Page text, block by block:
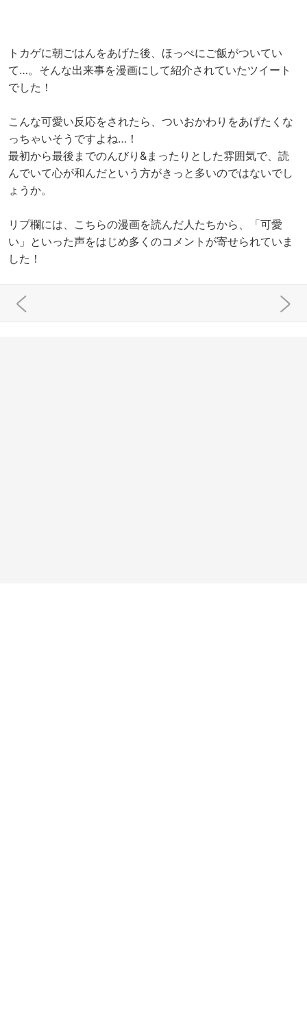
トカゲに朝ごはんをあげた後、ほっぺにご飯がついてい
て…。そんな出来事を漫画にして紹介されていたツイート
でした！
こんな可愛い反応をされたら、ついおかわりをあげたくな
っちゃいそうですよね…！
最初から最後までのんびり&まったりとした雰囲気で、読
んでいて心が和んだという方がきっと多いのではないでし
ょうか。
リプ欄には、こちらの漫画を読んだ人たちから、「可愛
い」といった声をはじめ多くのコメントが寄せられていま
した！